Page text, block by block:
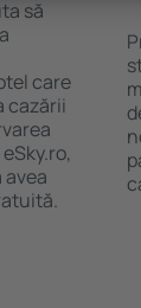
să
care
cazării